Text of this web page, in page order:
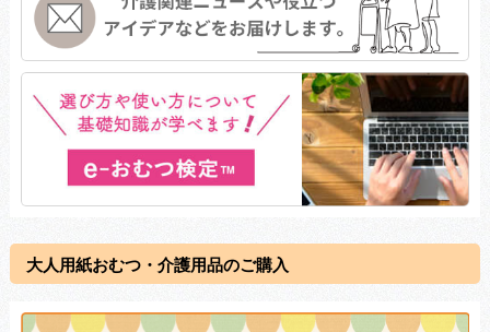
大人用紙おむつ・介護用品のご購入